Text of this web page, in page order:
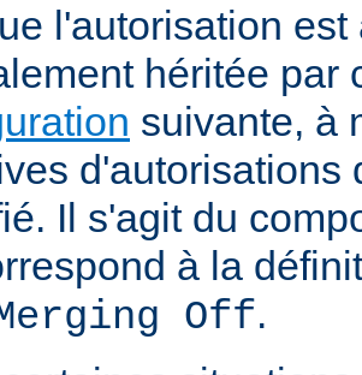
l'autorisation
héritée par
suivante, à
d'autorisations
Il s'agit du
à la
Off.